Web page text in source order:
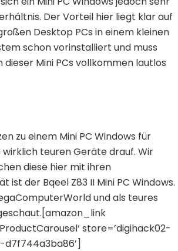
Der Vorteil hier liegt klar auf
Desktop PCs in einem kleinen
schon vorinstalliert und muss
Mini PCs vollkommen lautlos
zu einem Mini PC Windows für
teuren Geräte drauf. Wir
diese hier mit ihren
der Bqeel Z83 II Mini PC Windows.
und als teures
store=’digihack02-
d7f744a3ba86′]